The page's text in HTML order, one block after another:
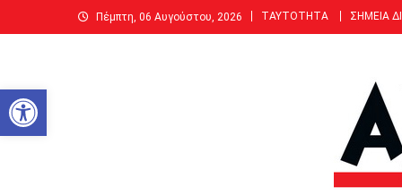
Ανοίξτε τη γραμμή εργαλείων
Μεταπηδήστε
στο
Πέμπτη, 06 Αυγούστου, 2026 ΤΑΥΤΟΤΗΤΑ ΣΗΜΕΙΑ